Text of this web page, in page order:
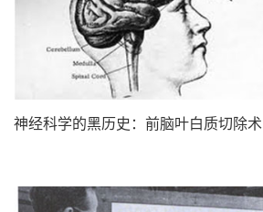
神经科学的黑历史：前脑叶白质切除术